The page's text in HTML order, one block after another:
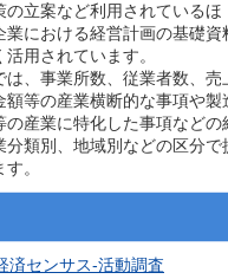
の立案など利用されているほ
業における経営計画の基礎資
活用されています。
は、事業所数、従業者数、売
額等の産業横断的な事項や製
の産業に特化した事項などの
分類別、地域別などの区分で
。
済センサス‐活動調査